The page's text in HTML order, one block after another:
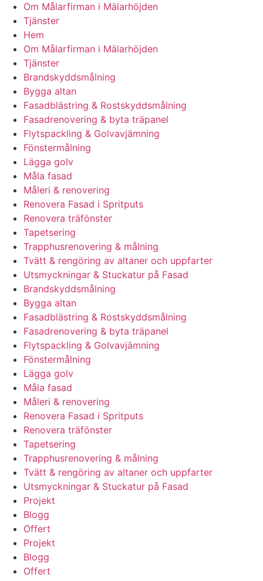
Om Målarfirman i Mälarhöjden
Tjänster
Hem
Om Målarfirman i Mälarhöjden
Tjänster
Brandskyddsmålning
Bygga altan
Fasadblästring & Rostskyddsmålning
Fasadrenovering & byta träpanel
Flytspackling & Golvavjämning
Fönstermålning
Lägga golv
Måla fasad
Måleri & renovering
Renovera Fasad i Spritputs
Renovera träfönster
Tapetsering
Trapphusrenovering & målning
Tvätt & rengöring av altaner och uppfarter
Utsmyckningar & Stuckatur på Fasad
Brandskyddsmålning
Bygga altan
Fasadblästring & Rostskyddsmålning
Fasadrenovering & byta träpanel
Flytspackling & Golvavjämning
Fönstermålning
Lägga golv
Måla fasad
Måleri & renovering
Renovera Fasad i Spritputs
Renovera träfönster
Tapetsering
Trapphusrenovering & målning
Tvätt & rengöring av altaner och uppfarter
Utsmyckningar & Stuckatur på Fasad
Projekt
Blogg
Offert
Projekt
Blogg
Offert